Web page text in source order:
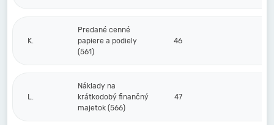
K.
Predané cenné
papiere a podiely
(561)
46
L.
Náklady na
krátkodobý finančný
majetok (566)
47